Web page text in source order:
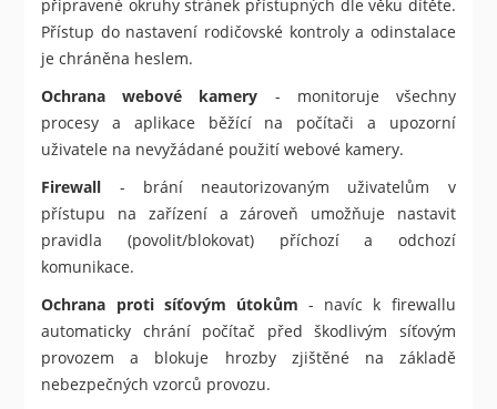
připravené okruhy stránek přístupných dle věku dítěte.
Přístup do nastavení rodičovské kontroly a odinstalace
je chráněna heslem.
Ochrana webové kamery - monitoruje všechny
procesy a aplikace běžící na počítači a upozorní
uživatele na nevyžádané použití webové kamery.
Firewall - brání neautorizovaným uživatelům v
přístupu na zařízení a zároveň umožňuje nastavit
pravidla (povolit/blokovat) příchozí a odchozí
komunikace.
Ochrana proti síťovým útokům - navíc k firewallu
automaticky chrání počítač před škodlivým síťovým
provozem a blokuje hrozby zjištěné na základě
nebezpečných vzorců provozu.